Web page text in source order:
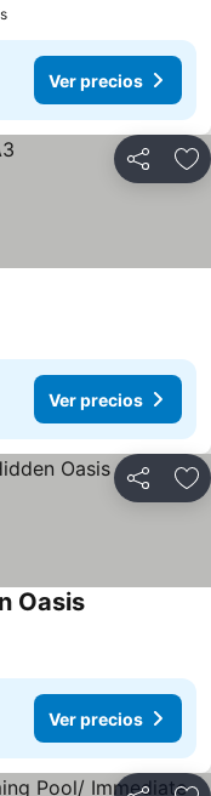
Ver precios
Compartir
Ver precios
Compartir
OasisVer precios
Ver precios